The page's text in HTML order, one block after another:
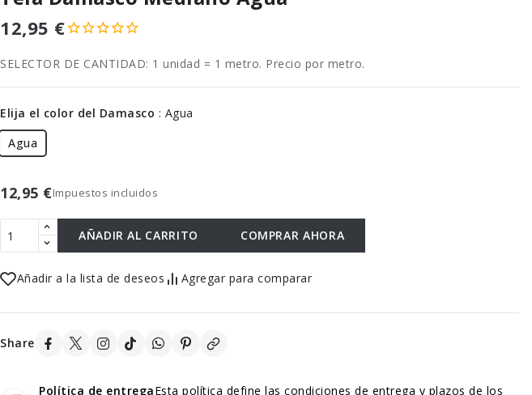
12,95 €
SELECTOR DE CANTIDAD: 1 unidad = 1 metro. Precio por metro.
Elija el color del Damasco : Agua
Agua
12,95 €Impuestos incluidos
AÑADIR AL CARRITO COMPRAR AHORA
Añadir a la lista de deseos Agregar para comparar
Share
Política de entregaEsta política define las condiciones de entrega y plazos de los